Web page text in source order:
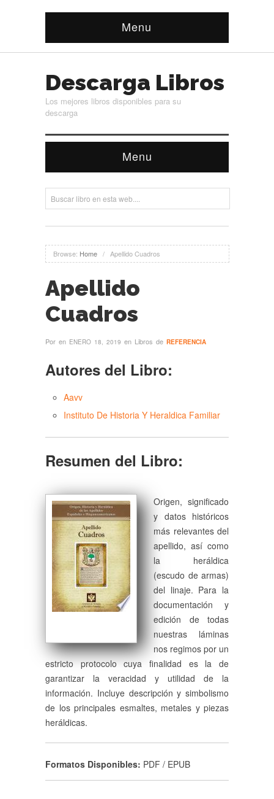
Menu
Descarga Libros
Los mejores libros disponibles para su
descarga
Menu
Browse: Home / Apellido Cuadros
Apellido
Cuadros
Por en ENERO 18, 2019 en Libros de REFERENCIA
Autores del Libro:
Aavv
Instituto De Historia Y Heraldica Familiar
Resumen del Libro:
Origen, significado
y datos históricos
más relevantes del
apellido, así como
la heráldica
(escudo de armas)
del linaje. Para la
documentación y
edición de todas
nuestras láminas
nos regimos por un
estricto protocolo cuya finalidad es la de
garantizar la veracidad y utilidad de la
información. Incluye descripción y simbolismo
de los principales esmaltes, metales y piezas
heráldicas.
Formatos Disponibles: PDF / EPUB